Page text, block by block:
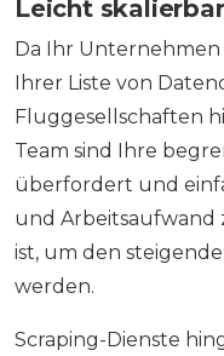
Leicht skalierbar
Da Ihr Unternehmen
Ihrer Liste von
Fluggesellschaften
Team sind Ihre
überfordert und
und Arbeitsaufwand
ist, um den
werden.
Scraping-Dienste